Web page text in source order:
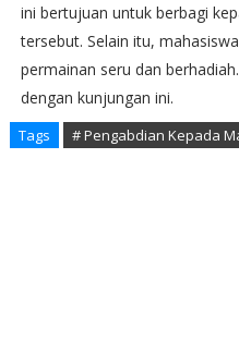
ini bertujuan untuk berbagi
tersebut. Selain itu,
permainan seru dan
dengan kunjungan ini.
Tags # Pengabdian Kepada